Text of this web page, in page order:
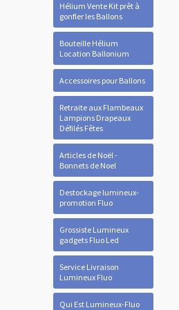
Hélium Vente Kit prêt à
gonfler les Ballons
Bouteille Hélium
Location Ballonium
Accessoires pour Ballons
Retraite aux Flambeaux
Lampions Drapeaux
Défilés Fêtes
Articles de Noël -
Bonnets de Noel
Destockage lumineux-
promotion Fluo
Grossiste Lumineux
gadgets Fluo Led
Service Livraison
Lumineux Fluo
Qui Est Lumineux-Fluo